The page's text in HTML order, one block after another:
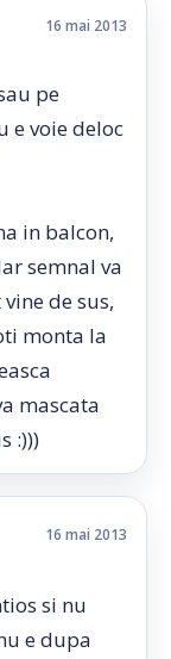
16 mai 2013
pe
e voie deloc
in balcon,
semnal va
de sus,
monta la
mascata
:)))
16 mai 2013
si nu
e dupa